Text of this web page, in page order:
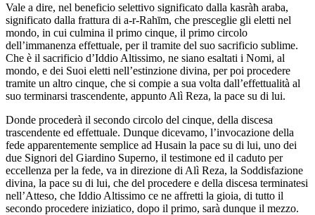
Vale a dire, nel beneficio selettivo significato dalla kasràħ araba,
significato dalla frattura di a-r-Rahīm, che presceglie gli eletti nel
mondo, in cui culmina il primo cinque, il primo circolo
dell’immanenza effettuale, per il tramite del suo sacrificio sublime.
Che è il sacrificio d’Iddio Altissimo, ne siano esaltati i Nomi, al
mondo, e dei Suoi eletti nell’estinzione divina, per poi procedere
tramite un altro cinque, che si compie a sua volta dall’effettualità al
suo terminarsi trascendente, appunto Alì Reza, la pace su di lui.
Donde procederà il secondo circolo del cinque, della discesa
trascendente ed effettuale. Dunque dicevamo, l’invocazione della
fede apparentemente semplice ad Husain la pace su di lui, uno dei
due Signori del Giardino Superno, il testimone ed il caduto per
eccellenza per la fede, va in direzione di Alì Reza, la Soddisfazione
divina, la pace su di lui, che del procedere e della discesa terminatesi
nell’Atteso, che Iddio Altissimo ce ne affretti la gioia, di tutto il
secondo procedere iniziatico, dopo il primo, sarà dunque il mezzo.